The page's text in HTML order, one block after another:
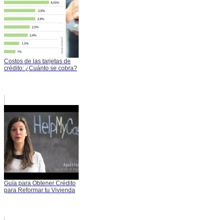
Costos de las tarjetas de
crédito: ¿Cuánto se cobra?
Guía para Obtener Crédito
para Reformar tu Vivienda